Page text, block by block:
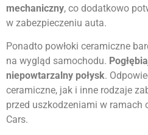
mechaniczny, co dodatkowo
w zabezpieczeniu auta.
Ponadto powłoki ceramiczne
na wygląd samochodu.
niepowtarzalny połysk.
ceramiczne, jak i inne rodzaje
przed uszkodzeniami w ramach
Cars.